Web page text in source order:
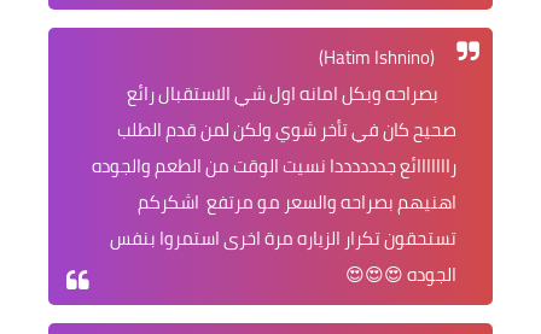
(Hatim Ishnino)
بصراحه وبكل امانه اول شي الاستقبال رائع
صحيح كان في تأخر شوي ولكن لمن قدم الطلب
رااااااائع جددددددا نسيت الوقت من الطعم والجوده
اهنيهم بصراحه والسعر مو مرتفع اشكركم
تستحقون تكرار الزياره مرة اخرى استمروا بنفس
الجوده 😍😍😍